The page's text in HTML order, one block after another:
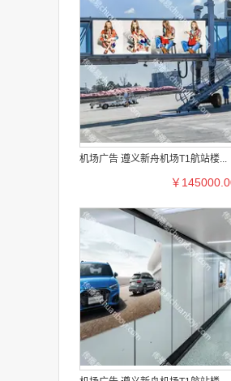
机场广告 遵义新舟机场T1航站楼...
￥